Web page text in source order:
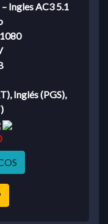
Ingles AC3 5.1
Inglés (PGS),